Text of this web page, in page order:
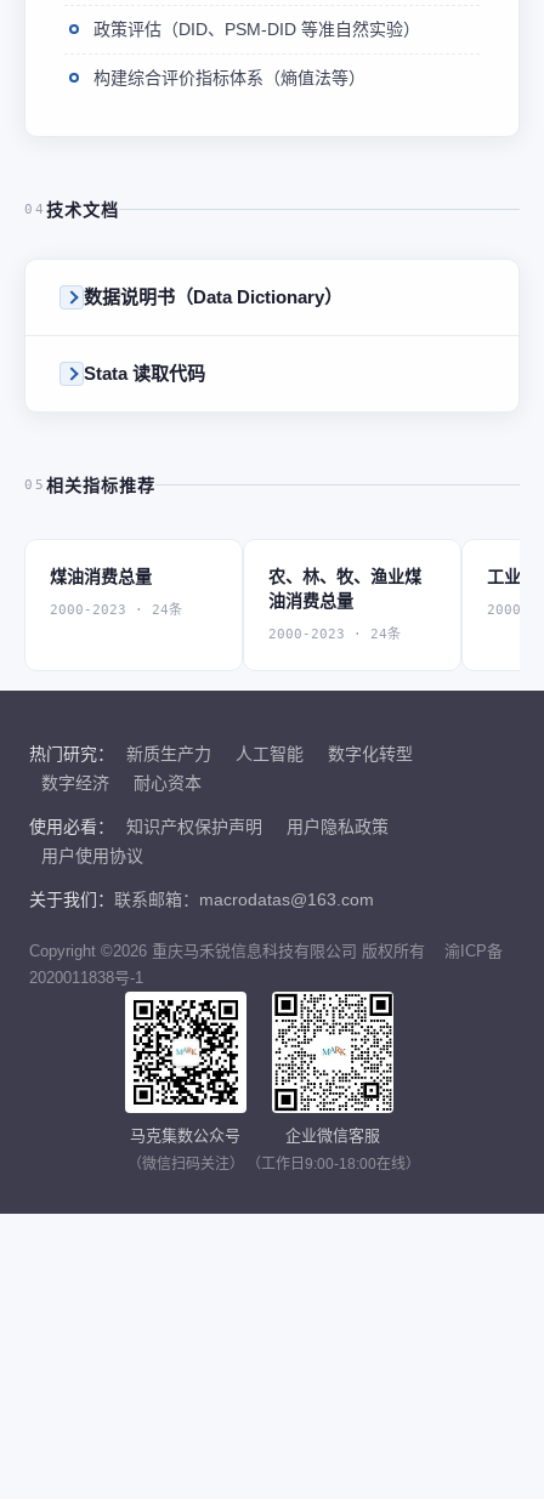
政策评估（DID、PSM-DID 等准自然实验）
构建综合评价指标体系（熵值法等）
04 技术文档
数据说明书（Data Dictionary）
Stata 读取代码
05 相关指标推荐
煤油消费总量
2000-2023 · 24条
农、林、牧、渔业煤
油消费总量
2000-2023 · 24条
工业煤
2000-
热门研究： 新质生产力 人工智能
数字化转型
数字经济
耐心资本
使用必看： 知识产权保护声明
用户隐私政策
用户使用协议
关于我们： 联系邮箱：macrodatas@163.com
Copyright ©2026 重庆马禾锐信息科技有限公司 版权所有
渝ICP备
2020011838号-1
马克集数公众号
（微信扫码关注）
企业微信客服
（工作日9:00-18:00在线）